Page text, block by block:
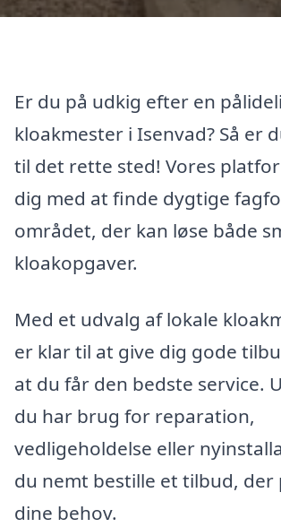
Er du på udkig efter en
kloakmester i Isenvad? Så er
til det rette sted! Vores
dig med at finde dygtige
området, der kan løse både
kloakopgaver.
Med et udvalg af lokale
er klar til at give dig gode
at du får den bedste service.
du har brug for reparation,
vedligeholdelse eller
du nemt bestille et tilbud, der
dine behov.